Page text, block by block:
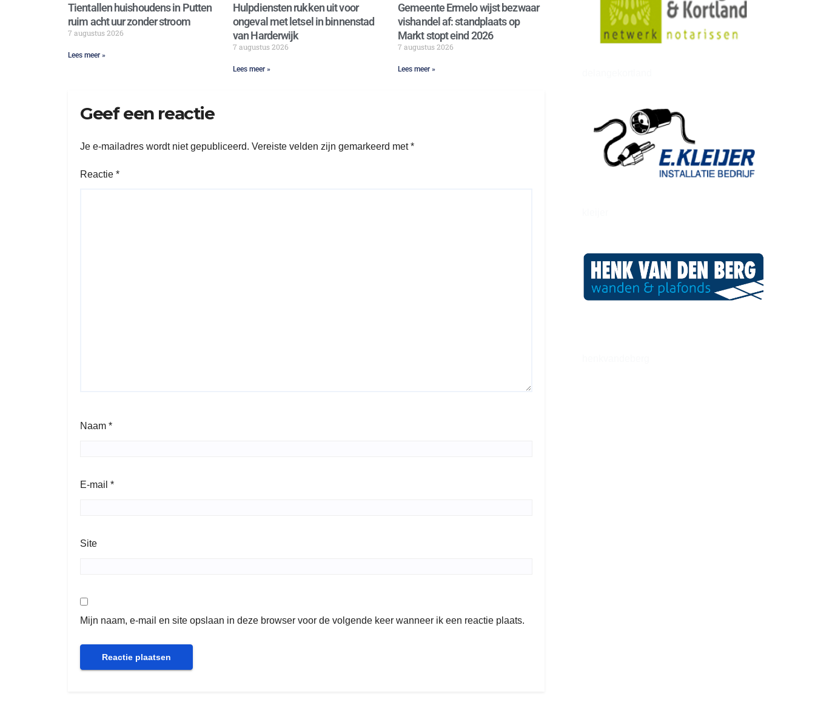
Tientallen huishoudens in Putten
ruim acht uur zonder stroom
7 augustus 2026
Lees meer »
Hulpdiensten rukken uit voor
ongeval met letsel in binnenstad
van Harderwijk
7 augustus 2026
Lees meer »
Gemeente Ermelo wijst bezwaar
vishandel af: standplaats op
Markt stopt eind 2026
7 augustus 2026
Lees meer »
Geef een reactie
Je e-mailadres wordt niet gepubliceerd. Vereiste velden zijn gemarkeerd met*
Reactie *
Naam *
E-mail *
Site
Mijn naam, e-mail en site opslaan in deze browser voor de volgende keer wanneer ik een reactie plaats.